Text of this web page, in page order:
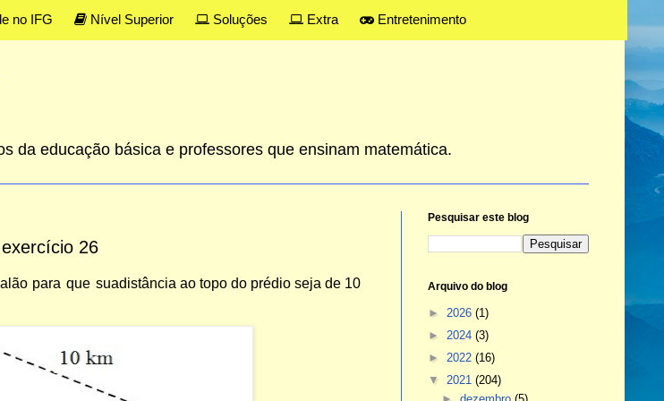
no IFG Nível Superior Soluções Extra Entretenimento
da educação básica e professores que ensinam matemática.
26
para que suadistância ao topo do prédio seja de 10
Pesquisar este blog
Arquivo do blog
► 2026 (1)
► 2024 (3)
► 2022 (16)
▼ 2021 (204)